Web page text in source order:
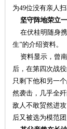
为49位没有亲人
坚守阵地荣立
在伏桂明随身携
生”的介绍资料。
资料显示，曾南
后，在第四次战
只剩下他和另一
然袭击，几乎全
敌人不敢贸然进
后又被选为模范